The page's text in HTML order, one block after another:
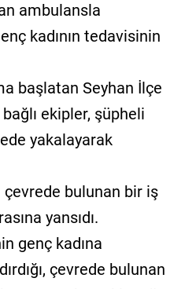
ambulansla
kadının tedavisinin
başlatan Seyhan İlçe
ekipler, şüpheli
yakalayarak
çevrede bulunan bir iş
yansıdı.
genç kadına
çevrede bulunan